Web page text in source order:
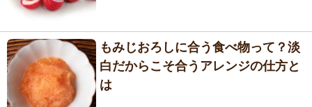
もみじおろしに合う食べ物って？淡
白だからこそ合うアレンジの仕方と
は